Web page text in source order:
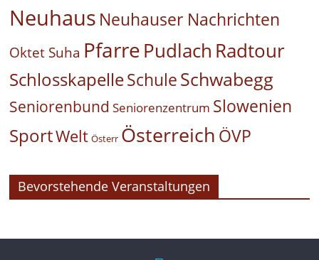
Neuhaus Neuhauser Nachrichten
Oktet Suha PfarrePudlach Radtour
SchlosskapelleSchuleSchwabegg
Seniorenbund Seniorenzentrum Slowenien
SportWelt Österr Österreich ÖVP
Bevorstehende Veranstaltungen